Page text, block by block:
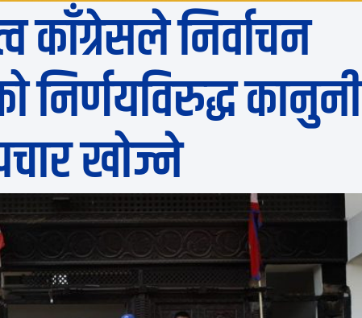
काँग्रेसले निर्वाचन
कानुनी
खोज्ने